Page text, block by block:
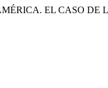
EL CASO DE